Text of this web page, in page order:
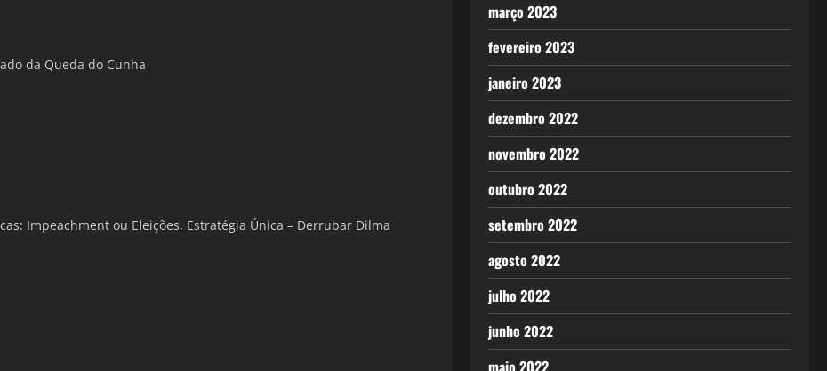
da Queda do Cunha
Impeachment ou Eleições. Estratégia Única – Derrubar Dilma
março 2023
fevereiro 2023
janeiro 2023
dezembro 2022
novembro 2022
outubro 2022
setembro 2022
agosto 2022
julho 2022
junho 2022
maio 2022